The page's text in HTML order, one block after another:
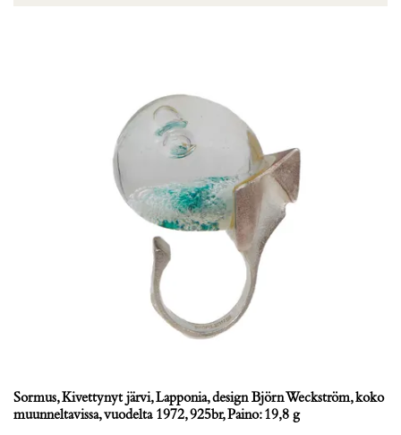
Sormus, Kivettynyt järvi, Lapponia, design Björn Weckström, koko
muunneltavissa, vuodelta 1972, 925br, Paino: 19,8 g